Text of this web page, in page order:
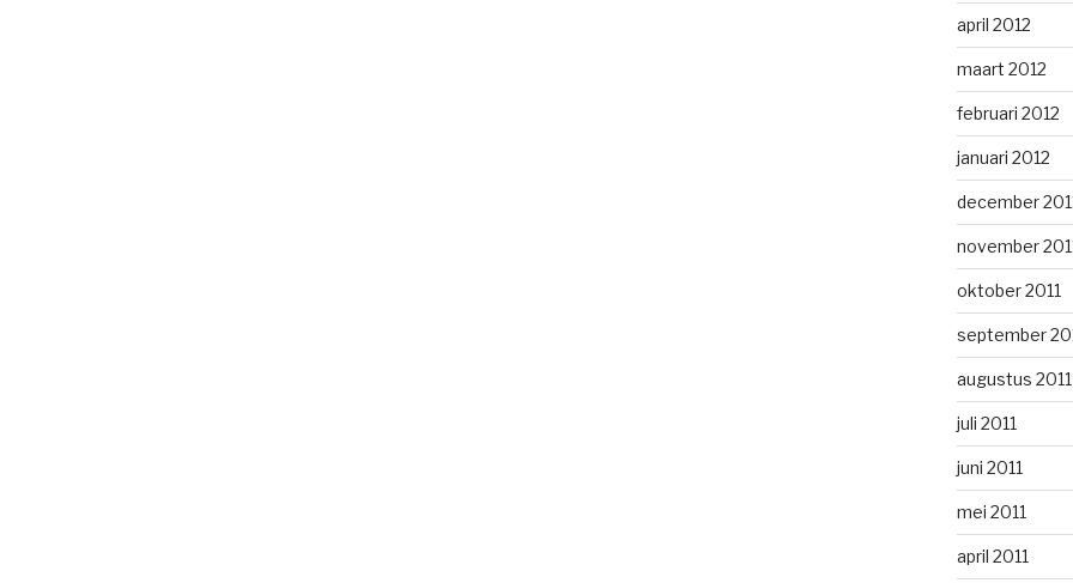
april 2012
maart 2012
februari 2012
januari 2012
december
november
oktober 2011
september
augustus 2011
juli 2011
juni 2011
mei 2011
april 2011